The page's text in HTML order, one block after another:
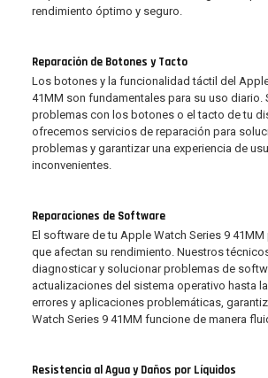
rendimiento óptimo y seguro.
Reparación de Botones y Tacto
Los botones y la funcionalidad táctil del
41MM son fundamentales para su uso diario.
problemas con los botones o el tacto de tu
ofrecemos servicios de reparación para
problemas y garantizar una experiencia de
inconvenientes.
Reparaciones de Software
El software de tu Apple Watch Series 9
que afectan su rendimiento. Nuestros
diagnosticar y solucionar problemas de
actualizaciones del sistema operativo hasta
errores y aplicaciones problemáticas,
Watch Series 9 41MM funcione de manera
Resistencia al Agua y Daños por Líquidos